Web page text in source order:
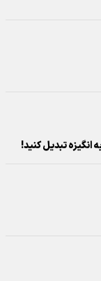
انگیزه تبدیل کنید!